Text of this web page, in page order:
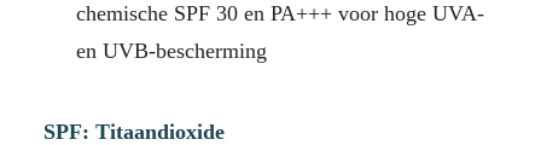
chemische SPF 30 en PA+++ voor hoge UVA-
en UVB-bescherming
SPF: Titaandioxide